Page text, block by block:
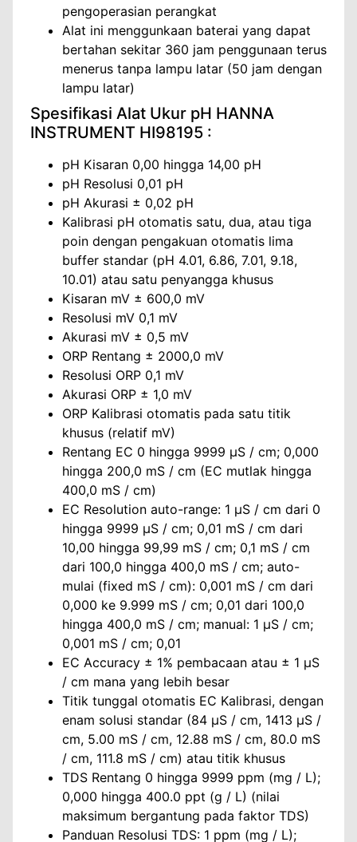
pengoperasian perangkat
Alat ini menggunkaan baterai yang dapat
bertahan sekitar 360 jam penggunaan terus
menerus tanpa lampu latar (50 jam dengan
lampu latar)
Spesifikasi Alat Ukur pH HANNA
INSTRUMENT HI98195 :
pH Kisaran 0,00 hingga 14,00 pH
pH Resolusi 0,01 pH
pH Akurasi ± 0,02 pH
Kalibrasi pH otomatis satu, dua, atau tiga
poin dengan pengakuan otomatis lima
buffer standar (pH 4.01, 6.86, 7.01, 9.18,
10.01) atau satu penyangga khusus
Kisaran mV ± 600,0 mV
Resolusi mV 0,1 mV
Akurasi mV ± 0,5 mV
ORP Rentang ± 2000,0 mV
Resolusi ORP 0,1 mV
Akurasi ORP ± 1,0 mV
ORP Kalibrasi otomatis pada satu titik
khusus (relatif mV)
Rentang EC 0 hingga 9999 µS / cm; 0,000
hingga 200,0 mS / cm (EC mutlak hingga
400,0 mS / cm)
EC Resolution auto-range: 1 µS / cm dari 0
hingga 9999 µS / cm; 0,01 mS / cm dari
10,00 hingga 99,99 mS / cm; 0,1 mS / cm
dari 100,0 hingga 400,0 mS / cm; auto-
mulai (fixed mS / cm): 0,001 mS / cm dari
0,000 ke 9.999 mS / cm; 0,01 dari 100,0
hingga 400,0 mS / cm; manual: 1 µS / cm;
0,001 mS / cm; 0,01
EC Accuracy ± 1% pembacaan atau ± 1 µS
/ cm mana yang lebih besar
Titik tunggal otomatis EC Kalibrasi, dengan
enam solusi standar (84 µS / cm, 1413 μS /
cm, 5.00 mS / cm, 12.88 mS / cm, 80.0 mS
/ cm, 111.8 mS / cm) atau titik khusus
TDS Rentang 0 hingga 9999 ppm (mg / L);
0,000 hingga 400.0 ppt (g / L) (nilai
maksimum bergantung pada faktor TDS)
Panduan Resolusi TDS: 1 ppm (mg / L);